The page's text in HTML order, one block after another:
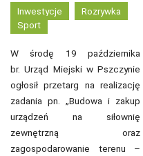
Inwestycje
Rozrywka
Sport
W środę 19 października
br. Urząd Miejski w Pszczynie
ogłosił przetarg na realizację
zadania pn. „Budowa i zakup
urządzeń na siłownię
zewnętrzną oraz
zagospodarowanie terenu –